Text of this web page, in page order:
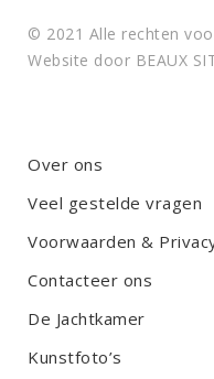
© 2021 Alle rechten
Website door BEAUX
Over ons
Veel gestelde vragen
Voorwaarden &
Contacteer ons
De Jachtkamer
Kunstfoto’s